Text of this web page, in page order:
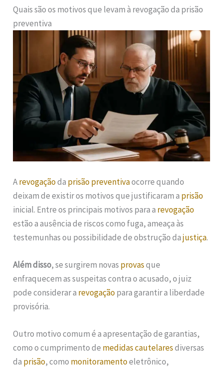
Quais são os motivos que levam à revogação da prisão
preventiva
Arevogaçãoda prisão preventivaocorre quando
deixam de existir os motivos que justificaram a prisão
inicial. Entre os principais motivos para a revogação
estão a ausência de riscos como fuga, ameaça às
testemunhas ou possibilidade de obstrução dajustiça.
Além disso, se surgirem novas provasque
enfraquecem as suspeitas contra o acusado, o juiz
pode considerar a revogaçãopara garantir a liberdade
provisória.
Outro motivo comum é a apresentação de garantias,
como o cumprimento de medidas cautelaresdiversas
da prisão, como monitoramentoeletrônico,